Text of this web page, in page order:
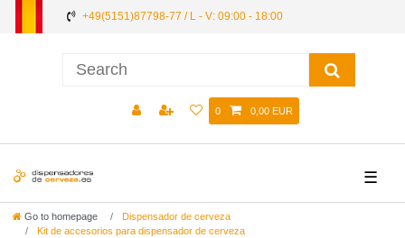
+49(5151)87798-77 / L - V: 09:00 - 18:00
0 0,00 EUR
☰
Go to homepage
Dispensador de cerveza
Kit de accesorios para dispensador de cerveza